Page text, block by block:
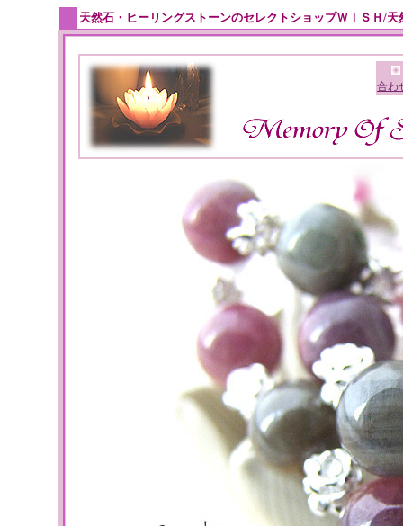
天然石・ヒーリングストーンのセレクトショップＷＩＳＨ/
合わ